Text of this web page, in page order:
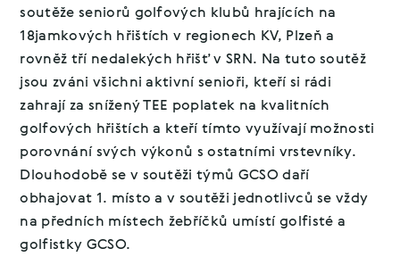
soutěže seniorů golfových klubů hrajících na
18jamkových hřištích v regionech KV, Plzeň a
rovněž tří nedalekých hřišť v SRN. Na tuto soutěž
jsou zváni všichni aktivní senioři, kteří si rádi
zahrají za snížený TEE poplatek na kvalitních
golfových hřištích a kteří tímto využívají možnosti
porovnání svých výkonů s ostatními vrstevníky.
Dlouhodobě se v soutěži týmů GCSO daří
obhajovat 1. místo a v soutěži jednotlivců se vždy
na předních místech žebříčků umístí golfisté a
golfistky GCSO.